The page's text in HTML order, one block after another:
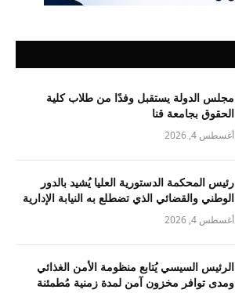
مجلس الدولة يستقبل وفدًا من طلاب كلية
الحقوق بجامعة قنا
أغسطس 4, 2026
رئيس المحكمة الدستورية العليا يُشيد بالدور
الوطني والقضائي الذي تضطلع به النيابة الإدارية
أغسطس 4, 2026
الرئيس السيسي يُتابع منظومة الأمن الغذائي
ومدى توافر مخزون آمن لمدة زمنية مُطمئنة